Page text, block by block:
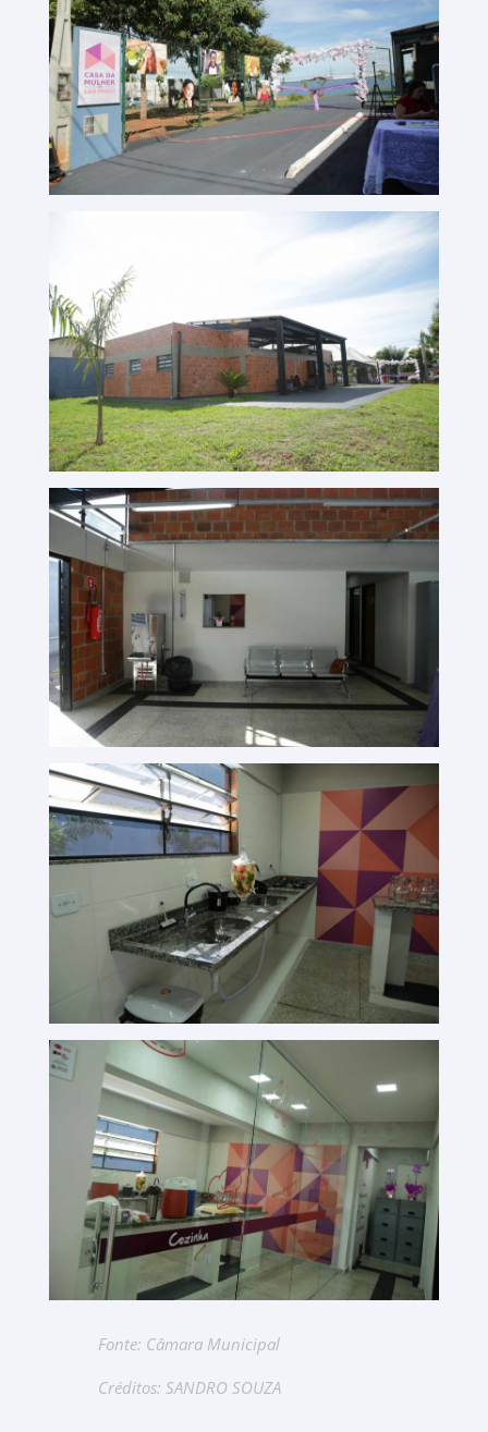
Fonte: Câmara Municipal
Créditos: SANDRO SOUZA